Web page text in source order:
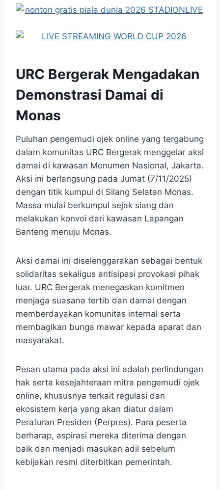
URC Bergerak Mengadakan
Demonstrasi Damai di
Monas
Puluhan pengemudi ojek online yang tergabung
dalam komunitas URC Bergerak menggelar aksi
damai di kawasan Monumen Nasional, Jakarta.
Aksi ini berlangsung pada Jumat (7/11/2025)
dengan titik kumpul di Silang Selatan Monas.
Massa mulai berkumpul sejak siang dan
melakukan konvoi dari kawasan Lapangan
Banteng menuju Monas.
Aksi damai ini diselenggarakan sebagai bentuk
solidaritas sekaligus antisipasi provokasi pihak
luar. URC Bergerak menegaskan komitmen
menjaga suasana tertib dan damai dengan
memberdayakan komunitas internal serta
membagikan bunga mawar kepada aparat dan
masyarakat.
Pesan utama pada aksi ini adalah perlindungan
hak serta kesejahteraan mitra pengemudi ojek
online, khususnya terkait regulasi dan
ekosistem kerja yang akan diatur dalam
Peraturan Presiden (Perpres). Para peserta
berharap, aspirasi mereka diterima dengan
baik dan menjadi masukan adil sebelum
kebijakan resmi diterbitkan pemerintah.​